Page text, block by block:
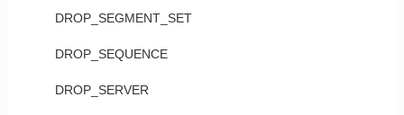
DROP_SEGMENT_SET
DROP_SEQUENCE
DROP_SERVER